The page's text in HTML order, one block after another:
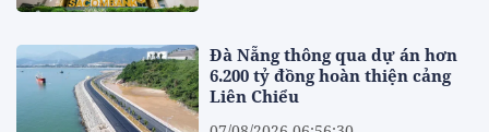
Đà Nẵng thông qua dự án hơn
6.200 tỷ đồng hoàn thiện cảng
Liên Chiểu